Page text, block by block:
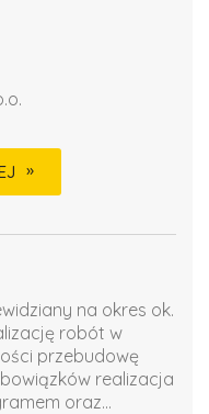
na okres ok.
robót w
przebudowę
realizacja
oraz...